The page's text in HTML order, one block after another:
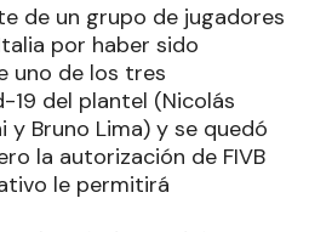
de un grupo de jugadores
por haber sido
uno de los tres
del plantel (Nicolás
y Bruno Lima) y se quedó
la autorización de FIVB
le permitirá